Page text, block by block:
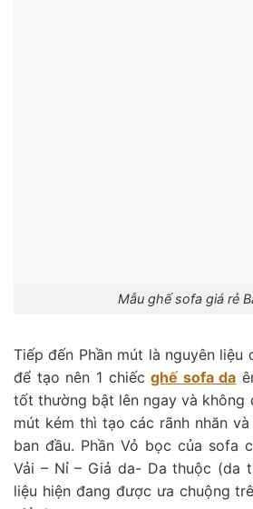
Mẫu ghế sofa giá rẻ
Tiếp đến Phần mút là nguyên liệu
để tạo nên 1 chiếcghế sofa da
tốt thường bật lên ngay và không
mút kém thì tạo các rãnh nhăn
ban đầu. Phần Vỏ bọc của sofa
Vải – Nỉ – Giả da- Da thuộc (da
liệu hiện đang được ưa chuộng